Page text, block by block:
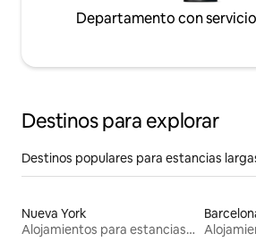
Departamento con
Destinos para explorar
Destinos populares para estancias
Nueva York
Alojamientos para estancias largas